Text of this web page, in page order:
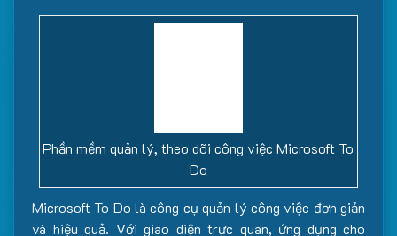
Phần mềm quản lý, theo dõi công việc Microsoft To
Do
Microsoft To Do là công cụ quản lý công việc đơn giản
và hiệu quả. Với giao diện trực quan, ứng dụng cho